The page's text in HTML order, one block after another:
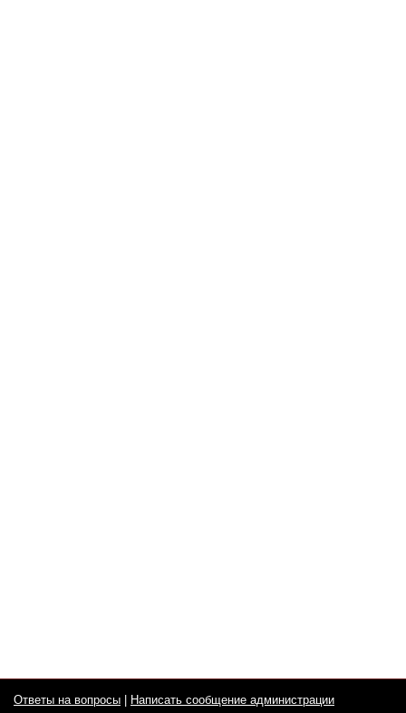
Ответы на вопросы Написать сообщение администрации